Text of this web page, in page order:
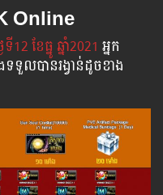
Online
12 ខែធ្នូ​ ឆ្នាំ2021 អ្នក​
ទទួល​បាន​រង្វាន់​ដូចខាង